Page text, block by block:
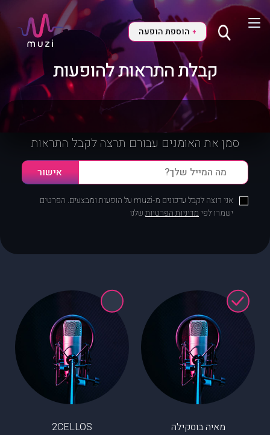
+ הוספת הופעה
קבלת התראות להופעות
סמן את האומנים עבורם תרצה לקבל התראות
אני רוצה לקבל עדכונים מ-muzi על הופעות ומבצעים. הפרטים
ישמרו לפימדיניות הפרטיותשלנו
מאיה בוסקילה 2CELLOS